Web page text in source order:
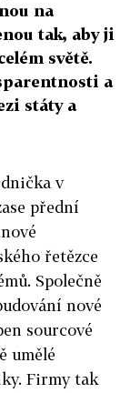
na
tak, aby ji
světě.
a
státy a
v
přední
řetězce
Společně
nové
sourcové
umělé
Firmy tak